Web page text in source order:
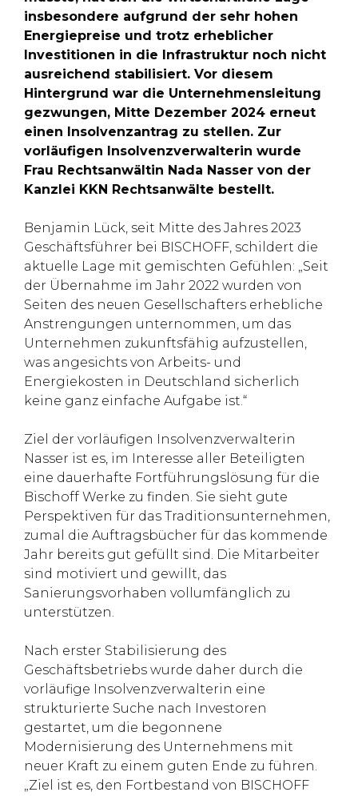
insbesondere aufgrund der sehr hohen
Energiepreise und trotz erheblicher
Investitionen in die Infrastruktur noch nicht
ausreichend stabilisiert. Vor diesem
Hintergrund war die Unternehmensleitung
gezwungen, Mitte Dezember 2024 erneut
einen Insolvenzantrag zu stellen. Zur
vorläufigen Insolvenzverwalterin wurde
Frau Rechtsanwältin Nada Nasser von der
Kanzlei KKN Rechtsanwälte bestellt.
Benjamin Lück, seit Mitte des Jahres 2023
Geschäftsführer bei BISCHOFF, schildert die
aktuelle Lage mit gemischten Gefühlen: „Seit
der Übernahme im Jahr 2022 wurden von
Seiten des neuen Gesellschafters erhebliche
Anstrengungen unternommen, um das
Unternehmen zukunftsfähig aufzustellen,
was angesichts von Arbeits- und
Energiekosten in Deutschland sicherlich
keine ganz einfache Aufgabe ist.“
Ziel der vorläufigen Insolvenzverwalterin
Nasser ist es, im Interesse aller Beteiligten
eine dauerhafte Fortführungslösung für die
Bischoff Werke zu finden. Sie sieht gute
Perspektiven für das Traditionsunternehmen,
zumal die Auftragsbücher für das kommende
Jahr bereits gut gefüllt sind. Die Mitarbeiter
sind motiviert und gewillt, das
Sanierungsvorhaben vollumfänglich zu
unterstützen.
Nach erster Stabilisierung des
Geschäftsbetriebs wurde daher durch die
vorläufige Insolvenzverwalterin eine
strukturierte Suche nach Investoren
gestartet, um die begonnene
Modernisierung des Unternehmens mit
neuer Kraft zu einem guten Ende zu führen.
„Ziel ist es, den Fortbestand von BISCHOFF